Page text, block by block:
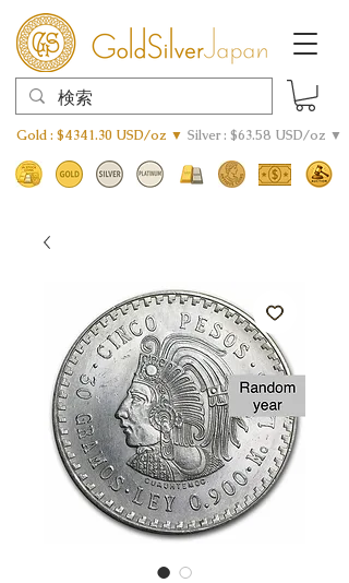
Gold : $4341.30 USD/oz ▼ Silver : $63.58 USD/oz ▼